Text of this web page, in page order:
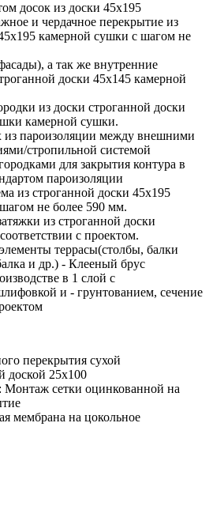
досок из доски 45х195
и чердачное перекрытие из
камерной сушки с шагом не
а так же внутренние
доски 45х145 камерной
из доски строганной доски
камерной сушки.
пароизоляции между внешними
стропильной системой
для закрытия контура в
пароизоляции
из строганной доски 45х195
не более 590 мм.
из строганной доски
с проектом.
террасы(столбы, балки
и др.) - Клееный брус
в 1 слой с
и - грунтованием, сечение
перекрытия сухой
доской 25х100
Монтаж сетки оцинкованной на
мембрана на цокольное